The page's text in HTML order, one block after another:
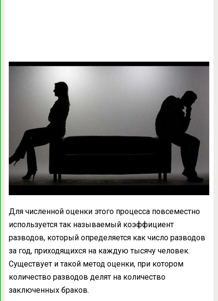
Для численной оценки этого процесса повсеместно
используется так называемый коэффициент
разводов, который определяется как число разводов
за год, приходящихся на каждую тысячу человек.
Существует и такой метод оценки, при котором
количество разводов делят на количество
заключенных браков.